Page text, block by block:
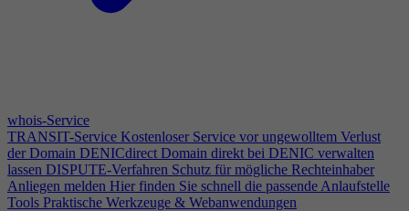
whois-Service
TRANSIT-Service Kostenloser Service vor ungewolltem Verlust
der Domain DENICdirect Domain direkt bei DENIC verwalten
lassen DISPUTE-Verfahren Schutz für mögliche Rechteinhaber
Anliegen melden Hier finden Sie schnell die passende Anlaufstelle
Tools Praktische Werkzeuge & Webanwendungen